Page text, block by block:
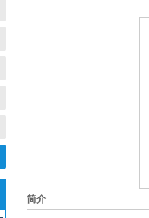
简介